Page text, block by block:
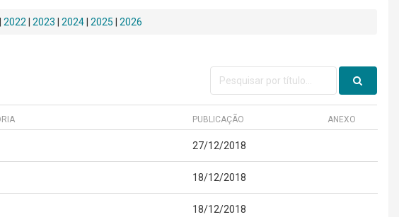
2022 2023 2024 2025 2026
PUBLICAÇÃO ANEXO
27/12/2018
18/12/2018
18/12/2018